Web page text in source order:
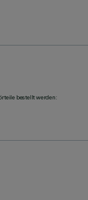
bestellt werden: